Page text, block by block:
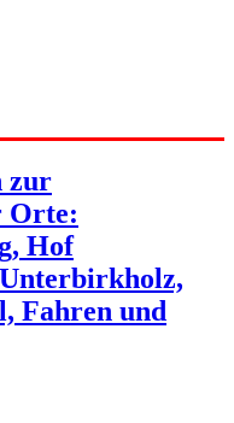
zur
Orte:
Hof
Fahren und